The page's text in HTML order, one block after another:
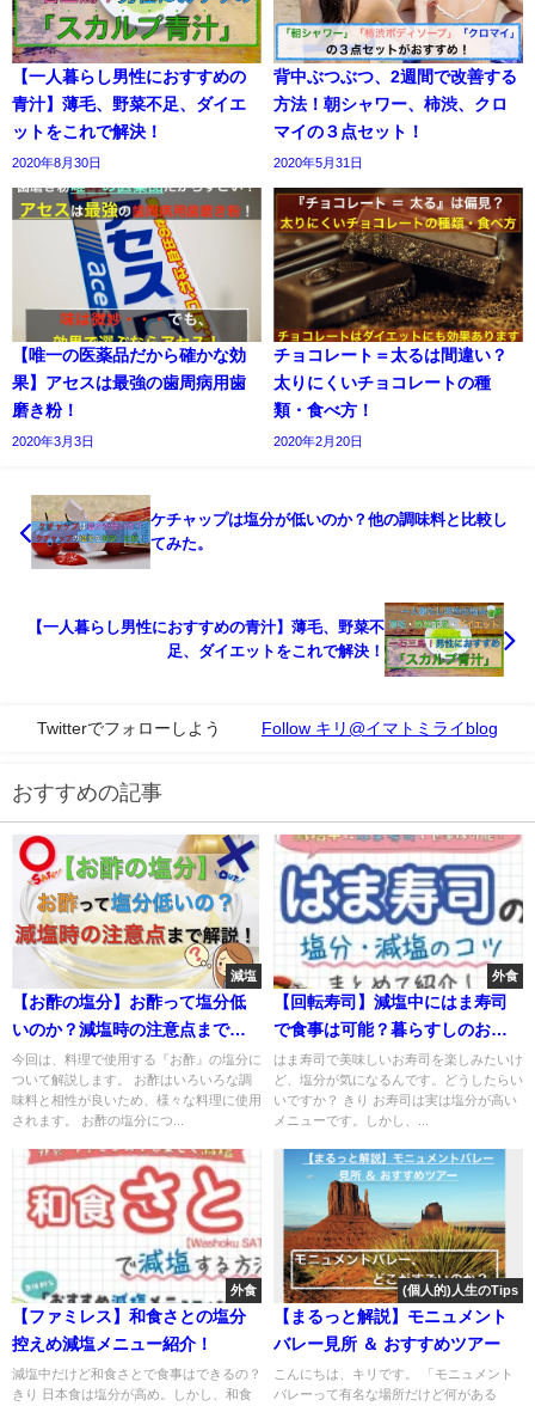
【一人暮らし男性におすすめの
青汁】薄毛、野菜不足、ダイエ
ットをこれで解決！
2020年8月30日
背中ぶつぶつ、2週間で改善する
方法！朝シャワー、柿渋、クロ
マイの３点セット！
2020年5月31日
【唯一の医薬品だから確かな効
果】アセスは最強の歯周病用歯
磨き粉！
2020年3月3日
チョコレート＝太るは間違い？
太りにくいチョコレートの種
類・食べ方！
2020年2月20日
ケチャップは塩分が低いのか？他の調味料と比較し
てみた。
【一人暮らし男性におすすめの青汁】薄毛、野菜不
足、ダイエットをこれで解決！
Twitterでフォローしよう Follow キリ@イマトミライblog
おすすめの記事
減塩
【お酢の塩分】お酢って塩分低
いのか？減塩時の注意点まで解
説！
今回は、料理で使用する『お酢』の塩分に
ついて解説します。 お酢はいろいろな調
味料と相性が良いため、様々な料理に使用
されます。 お酢の塩分につ...
外食
【回転寿司】減塩中にはま寿司
で食事は可能？暮らすしのお寿
司の塩分まとめて紹介！
はま寿司で美味しいお寿司を楽しみたいけ
ど、塩分が気になるんです。どうしたらい
いですか？ きり お寿司は実は塩分が高い
メニューです。しかし、...
外食
【ファミレス】和食さとの塩分
控えめ減塩メニュー紹介！
減塩中だけど和食さとで食事はできるの？
きり 日本食は塩分が高め。しかし、和食
(個人的)人生のTips
【まるっと解説】モニュメント
バレー見所 ＆ おすすめツアー
こんにちは、キリです。 「モニュメント
バレーって有名な場所だけど何がある